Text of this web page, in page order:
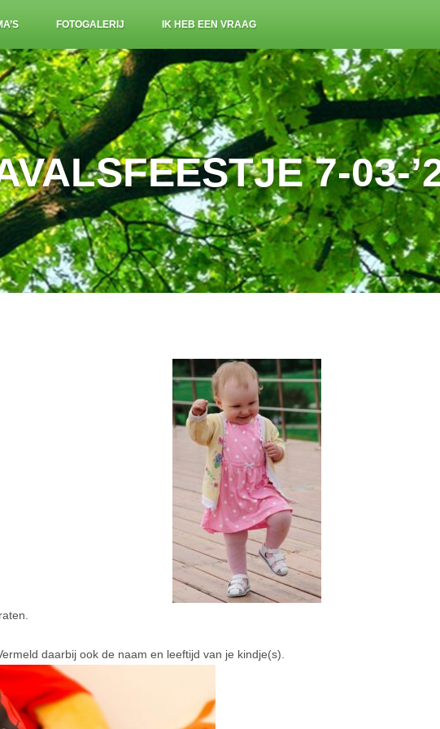
FOTOGALERIJ IK HEB EEN VRAAG
7-03-
daarbij ook de naam en leeftijd van je kindje(s).